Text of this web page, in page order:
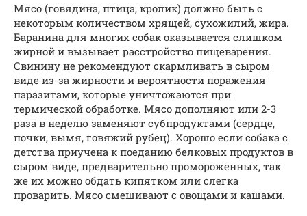
Мясо (говядина, птица, кролик) должно быть с
некоторым количеством хрящей, сухожилий, жира.
Баранина для многих собак оказывается слишком
жирной и вызывает расстройство пищеварения.
Свинину не рекомендуют скармливать в сыром
виде из-за жирности и вероятности поражения
паразитами, которые уничтожаются при
термической обработке. Мясо дополняют или 2-3
раза в неделю заменяют субпродуктами (сердце,
почки, вымя, говяжий рубец). Хорошо если собака с
детства приучена к поеданию белковых продуктов в
сыром виде, предварительно промороженных, так
же их можно обдать кипятком или слегка
проварить. Мясо смешивают с овощами и кашами.